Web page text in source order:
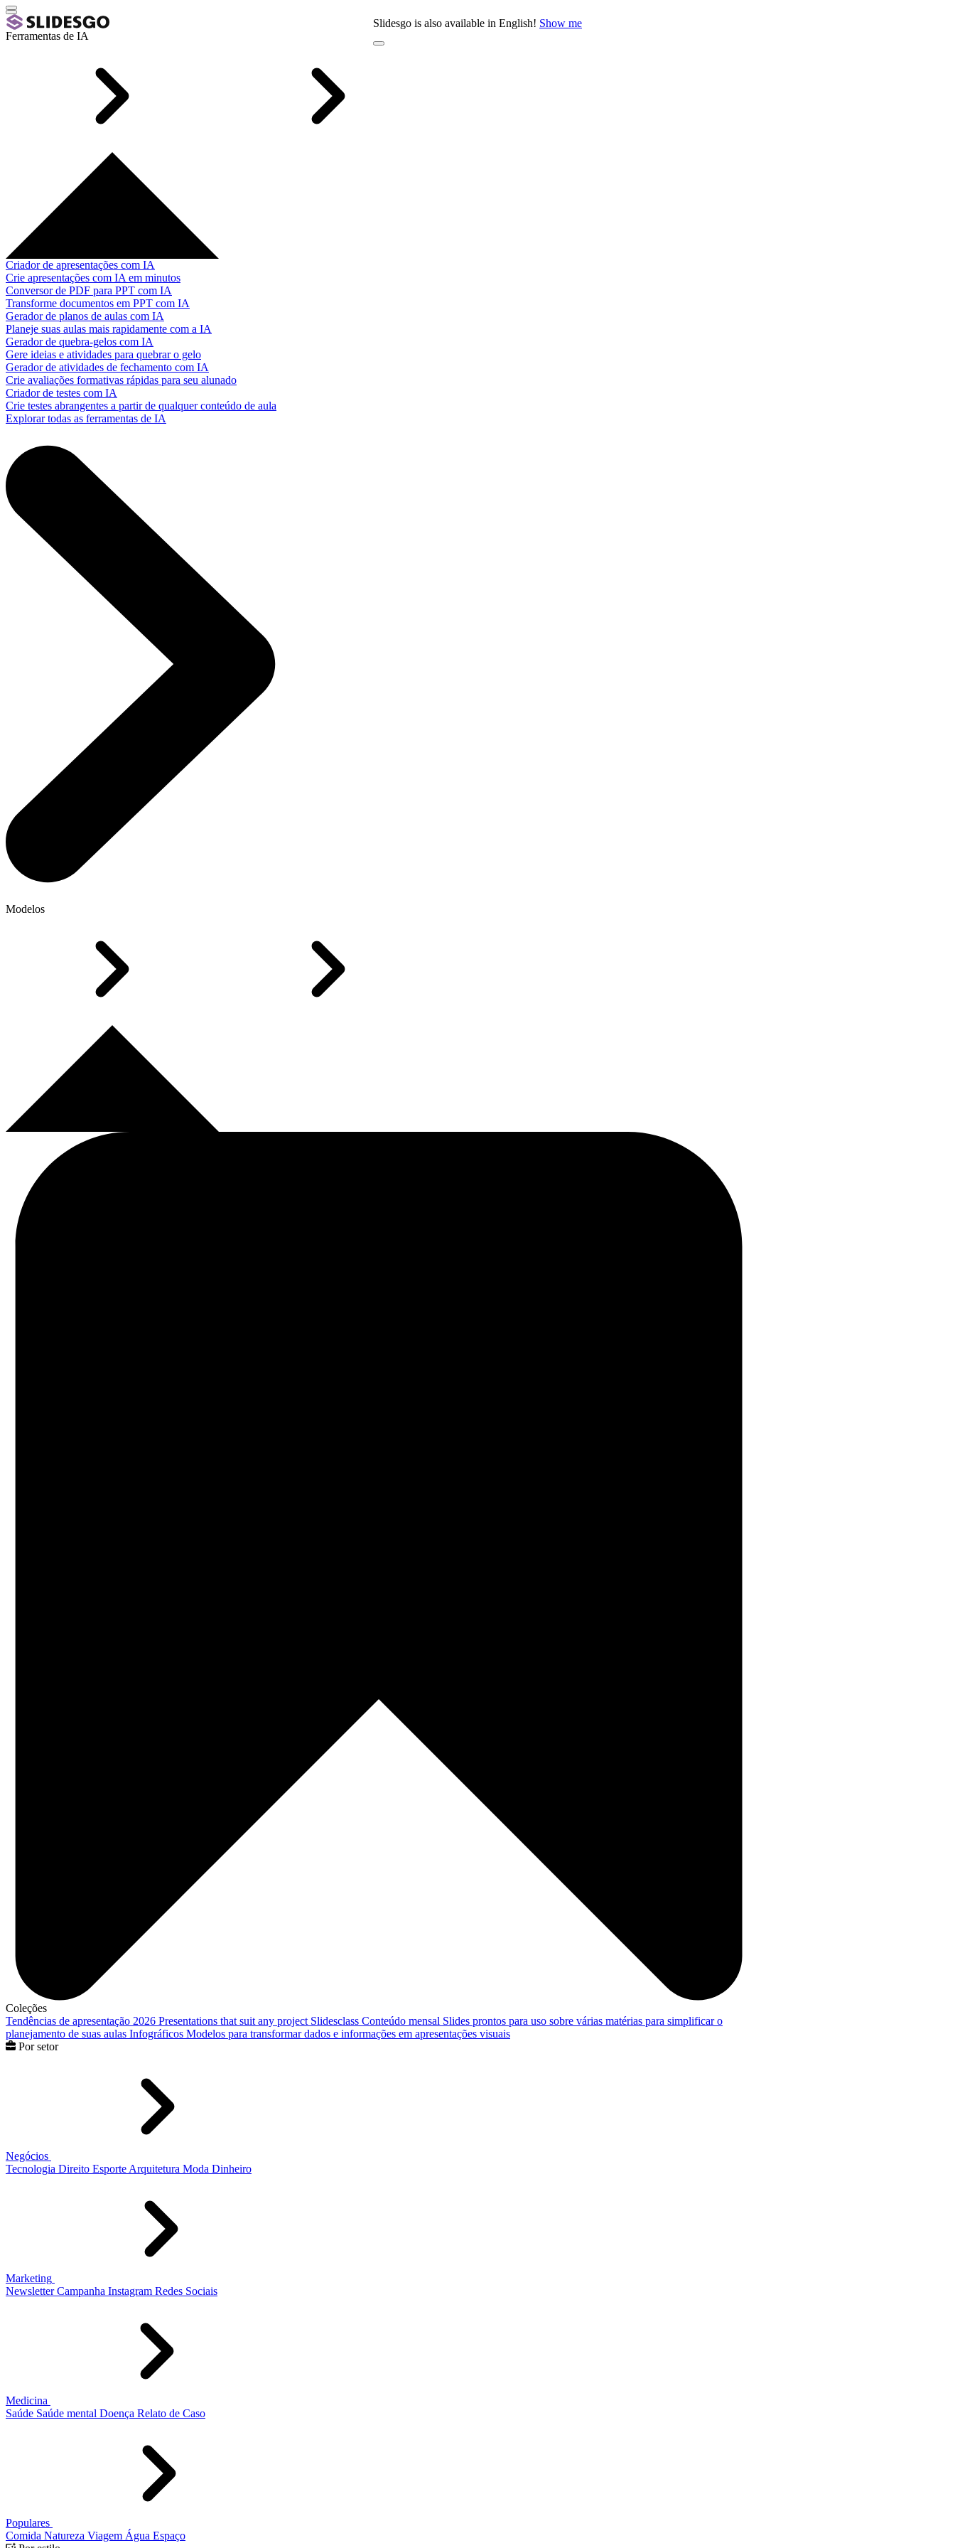
Slidesgo is also available in English! Show me
Ferramentas de IA
Criador de apresentações com IA
Crie apresentações com IA em minutos
Conversor de PDF para PPT com IA
Transforme documentos em PPT com IA
Gerador de planos de aulas com IA
Planeje suas aulas mais rapidamente com a IA
Gerador de quebra-gelos com IA
Gere ideias e atividades para quebrar o gelo
Gerador de atividades de fechamento com IA
Crie avaliações formativas rápidas para seu alunado
Criador de testes com IA
Crie testes abrangentes a partir de qualquer conteúdo de aula
Explorar todas as ferramentas de IA
Modelos
Coleções
Tendências de apresentação 2026 Presentations that suit any project Slidesclass Conteúdo mensal Slides prontos para uso sobre várias matérias para simplificar o
planejamento de suas aulas Infográficos Modelos para transformar dados e informações em apresentações visuais
Por setor
Negócios
Tecnologia Direito Esporte Arquitetura Moda Dinheiro
Marketing
Newsletter Campanha Instagram Redes Sociais
Medicina
Saúde Saúde mental Doença Relato de Caso
Populares
Comida Natureza Viagem Água Espaço